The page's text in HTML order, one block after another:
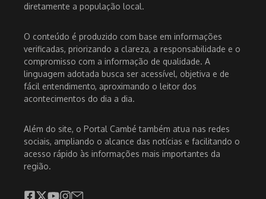
diretamente a população local.
O conteúdo é produzido com base em informações
verificadas, priorizando a clareza, a responsabilidade e o
compromisso com a informação de qualidade. A
linguagem adotada busca ser acessível, objetiva e de
fácil entendimento, aproximando o leitor dos
acontecimentos do dia a dia.
Além do site, o Portal Cambé também atua nas redes
sociais, ampliando o alcance das notícias e facilitando o
acesso rápido às informações mais importantes da
região.